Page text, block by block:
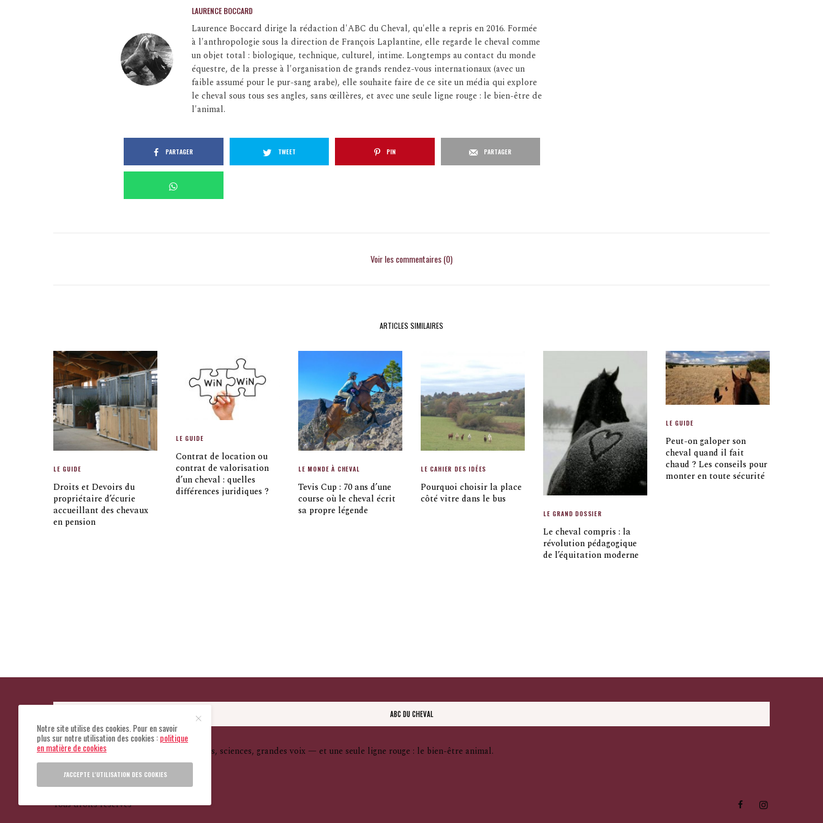
LAURENCE BOCCARD
Laurence Boccard dirige la rédaction d'ABC du Cheval, qu'elle a repris en 2016. Formée
à l'anthropologie sous la direction de François Laplantine, elle regarde le cheval comme
un objet total : biologique, technique, culturel, intime. Longtemps au contact du monde
équestre, de la presse à l'organisation de grands rendez-vous internationaux (avec un
faible assumé pour le pur-sang arabe), elle souhaite faire de ce site un média qui explore
le cheval sous tous ses angles, sans œillères, et avec une seule ligne rouge : le bien-être de
l'animal.
PARTAGER TWEET PIN PARTAGER
Voir les commentaires (0)
ARTICLES SIMILAIRES
LE GUIDE
Droits et Devoirs du
propriétaire d’écurie
accueillant des chevaux
en pension
LE GUIDE
Contrat de location ou
contrat de valorisation
d’un cheval : quelles
différences juridiques ?
LE MONDE À CHEVAL
Tevis Cup : 70 ans d’une
course où le cheval écrit
sa propre légende
LE CAHIER DES IDÉES
Pourquoi choisir la place
côté vitre dans le bus
LE GRAND DOSSIER
Le cheval compris : la
révolution pédagogique
de l’équitation moderne
LE GUIDE
Peut-on galoper son
cheval quand il fait
chaud ? Les conseils pour
monter en toute sécurité
ABC DU CHEVAL
Le monde vu à travers le cheval. Cultures, sciences, grandes voix — et une seule ligne rouge : le bien-être animal.
Tous droits réservés
Notre site utilise des cookies. Pour en savoir
plus sur notre utilisation des cookies :politique
en matière de cookies
J'ACCEPTE L'UTILISATION DES COOKIES